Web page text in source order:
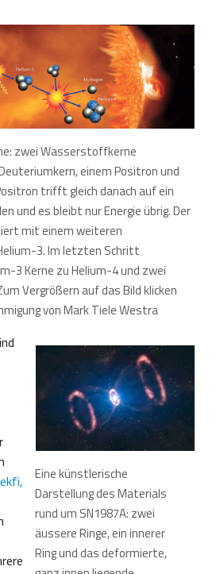
zwei Wasserstoffkerne
einem Positron und
trifft gleich danach auf ein
und es bleibt nur Energie übrig. Der
mit einem weiteren
3. Im letzten Schritt
3 Kerne zu Helium-4 und zwei
Vergrößern auf das Bild klicken
von Mark Tiele Westra
Eine künstlerische
Darstellung des Materials
rund um SN1987A: zwei
äussere Ringe, ein innerer
Ring und das deformierte,